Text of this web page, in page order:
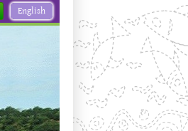
English